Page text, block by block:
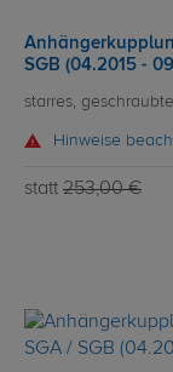
SGB (04.2015 -
starres,
Hinweise
statt 253,00 €